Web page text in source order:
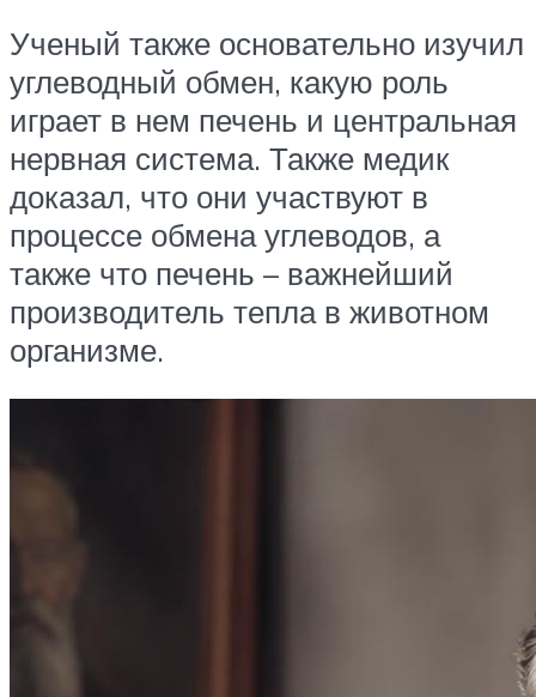
Ученый также основательно изучил
углеводный обмен, какую роль
играет в нем печень и центральная
нервная система. Также медик
доказал, что они участвуют в
процессе обмена углеводов, а
также что печень – важнейший
производитель тепла в животном
организме.